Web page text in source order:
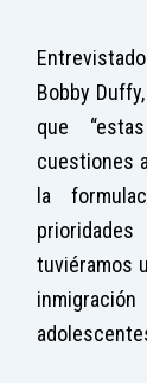
Bobby
que
cuestiones
la
tuviéramos